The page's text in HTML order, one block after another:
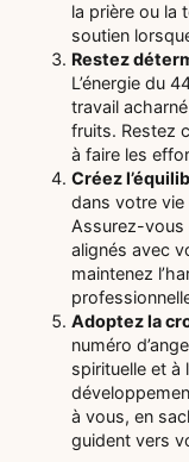
la prière ou la
soutien
Restez
L’énergie du
travail
fruits. Restez
à faire les
Créez
dans votre vie
Assurez-vous
alignés avec
maintenez
Adoptez la
numéro
spirituelle et à
à vous, en
guident vers